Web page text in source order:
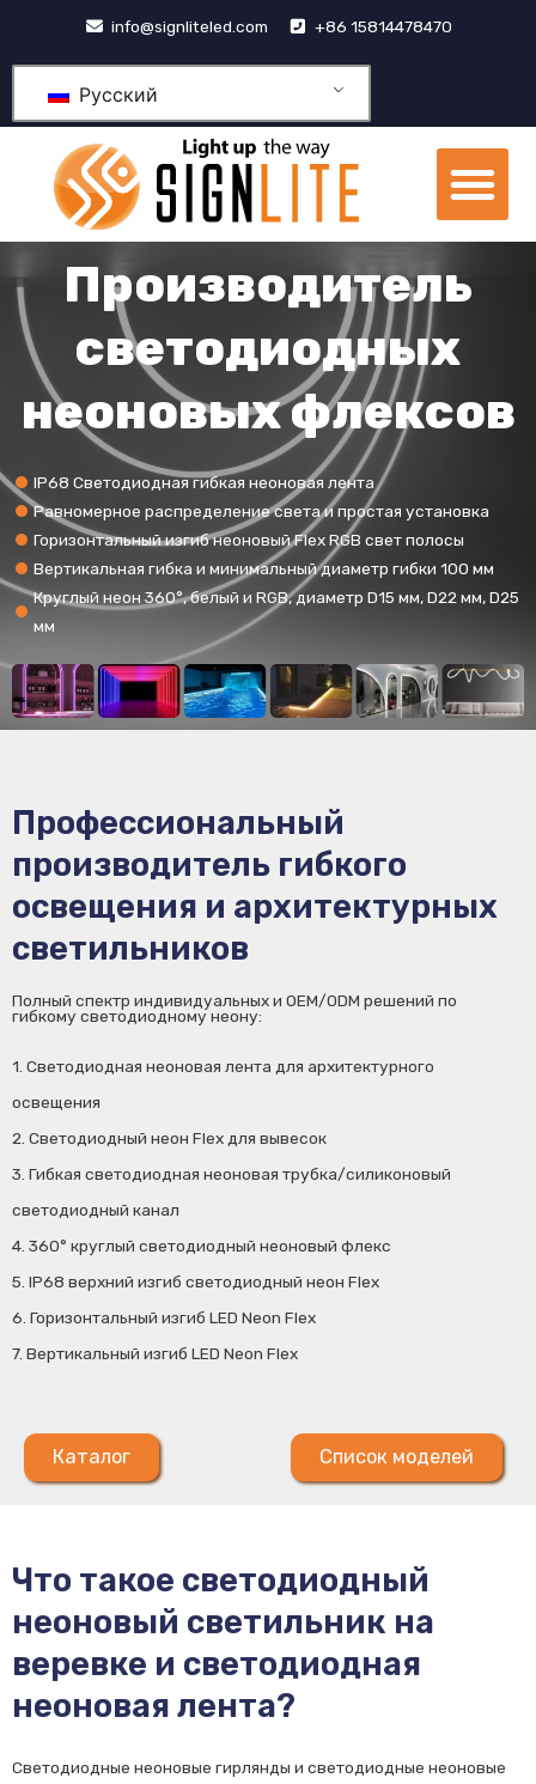
内
info@signliteled.com +86 15814478470
Русский
Производитель
светодиодных
неоновых флексов
IP68 Светодиодная гибкая неоновая лента
Равномерное распределение света и простая установка
Горизонтальный изгиб неоновый Flex RGB свет полосы
Вертикальная гибка и минимальный диаметр гибки 100 мм
Круглый неон 360°, белый и RGB, диаметр D15 мм, D22 мм, D25
мм
Профессиональный
производитель гибкого
освещения и архитектурных
светильников
Полный спектр индивидуальных и OEM/ODM решений по
гибкому светодиодному неону:
1. Светодиодная неоновая лента для архитектурного
освещения
2. Светодиодный неон Flex для вывесок
3. Гибкая светодиодная неоновая трубка/силиконовый
светодиодный канал
4. 360° круглый светодиодный неоновый флекс
5. IP68 верхний изгиб светодиодный неон Flex
6. Горизонтальный изгиб LED Neon Flex
7. Вертикальный изгиб LED Neon Flex
Каталог Список моделей
Что такое светодиодный
неоновый светильник на
веревке и светодиодная
неоновая лента?
Светодиодные неоновые гирлянды и светодиодные неоновые